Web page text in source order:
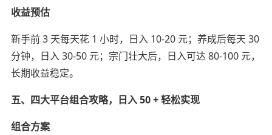
收益预估
新手前 3 天每天花 1 小时，日入 10-20 元；养成后每天 30
分钟，日入 30-50 元；宗门壮大后，日入可达 80-100 元，
长期收益稳定。
五、四大平台组合攻略，日入 50 + 轻松实现
组合方案